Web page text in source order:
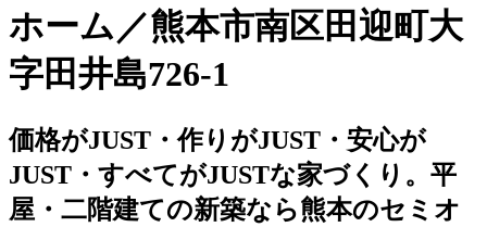
ホーム／熊本市南区田迎町大
字田井島726-1
価格がJUST・作りがJUST・安心が
JUST・すべてがJUSTな家づくり。平
屋・二階建ての新築なら熊本のセミオ